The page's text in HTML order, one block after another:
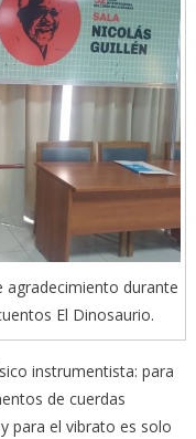
agradecimiento durante
El Dinosaurio.
instrumentista: para
de cuerdas
para el vibrato es solo